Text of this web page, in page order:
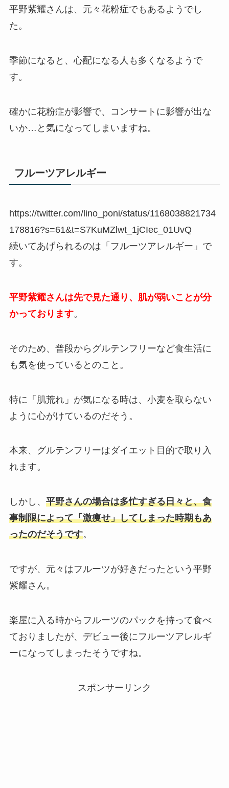
平野紫耀さんは、元々花粉症でもあるようでし
た。
季節になると、心配になる人も多くなるようで
す。
確かに花粉症が影響で、コンサートに影響が出な
いか…と気になってしまいますね。
フルーツアレルギー
https://twitter.com/lino_poni/status/1168038821734
178816?s=61&t=S7KuMZlwt_1jCIec_01UvQ
続いてあげられるのは「フルーツアレルギー」で
す。
平野紫耀さんは先で見た通り、肌が弱いことが分
かっております。
そのため、普段からグルテンフリーなど食生活に
も気を使っているとのこと。
特に「肌荒れ」が気になる時は、小麦を取らない
ように心がけているのだそう。
本来、グルテンフリーはダイエット目的で取り入
れます。
しかし、 平野さんの場合は多忙すぎる日々と、食
事制限によって「激痩せ」してしまった時期もあ
ったのだそうです。
ですが、元々はフルーツが好きだったという平野
紫耀さん。
楽屋に入る時からフルーツのパックを持って食べ
ておりましたが、デビュー後にフルーツアレルギ
ーになってしまったそうですね。
スポンサーリンク